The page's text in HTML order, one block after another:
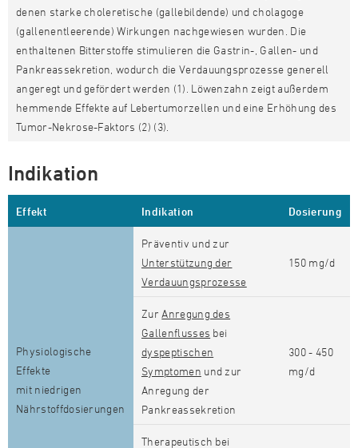
denen starke choleretische (gallebildende) und cholagoge
(gallenentleerende) Wirkungen nachgewiesen wurden. Die
enthaltenen Bitterstoffe stimulieren die Gastrin-, Gallen- und
Pankreassekretion, wodurch die Verdauungsprozesse generell
angeregt und gefördert werden (1). Löwenzahn zeigt außerdem
hemmende Effekte auf Lebertumorzellen und eine Erhöhung des
Tumor-Nekrose-Faktors (2) (3).
Indikation
Effekt Indikation Dosierung
Physiologische
Effekte
mit niedrigen
Nährstoffdosierungen
Präventiv und zur
Unterstützung der
Verdauungsprozesse
150 mg/d
Zur Anregung des
Gallenflusses bei
dyspeptischen
Symptomen und zur
Anregung der
Pankreassekretion
300 - 450
mg/d
Therapeutisch bei